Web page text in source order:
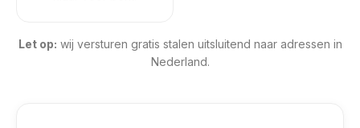
Let op: wij versturen gratis stalen uitsluitend naar adressen in
Nederland.